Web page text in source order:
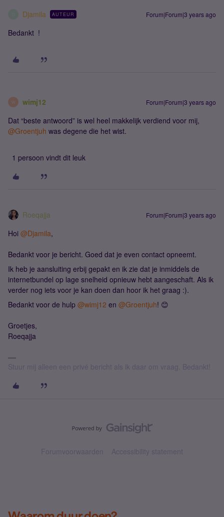
Djamila AUTEUR Forum|Forum|3 years ago
Bedankt !
W wimj12 Forum|Forum|3 years ago
Dat “beste antwoord” is wel heel makkelijk verdiend voor mij,
@Groentjuh was degene die het wist.
1 persoon vindt dit leuk
Roeqajja Forum|Forum|3 years ago
Hoi @Djamila,
Bedankt voor je bericht. Goed dat je even contact opneemt.
Ik heb je aansluiting erbij gepakt en ik zie dat je inmiddels de
internetbundel op lage snelheid opnieuw hebt aangeschaft. Als ik
verder nog iets voor je kan doen dan hoor ik het graag :).
Bedankt voor de hulp @wimj12 en @Groentjuh! 😊
Groetjes,
Roeqajja
Stuur mij alleen een privé bericht als ik daar om vraag. Bedankt!
Forumvoorwaarden Accessibility statement